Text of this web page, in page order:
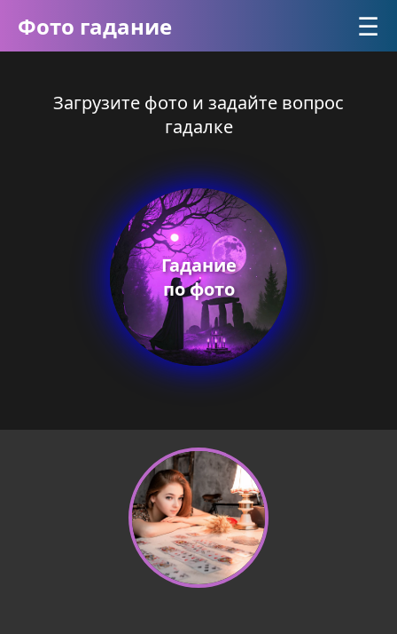
Фото гадание ☰
Загрузите фото и задайте вопрос
гадалке
Гадание
по фото